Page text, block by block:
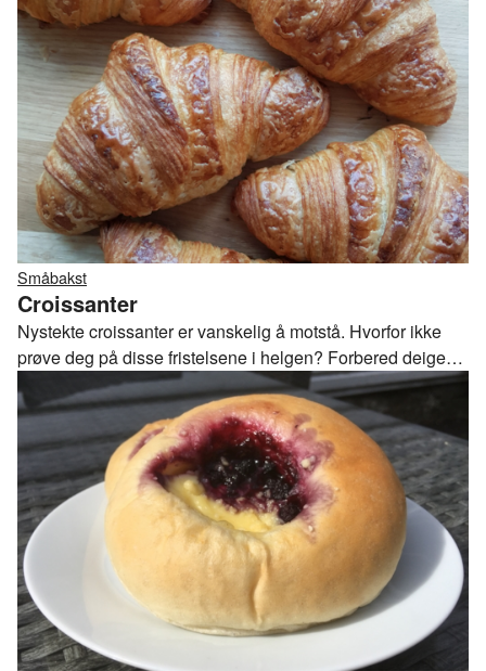
Småbakst
Croissanter
Nystekte croissanter er vanskelig å motstå. Hvorfor ikke
prøve deg på disse fristelsene i helgen? Forbered deigen
dagen i forveien, så er det bare å kjevle og rulle når du står
opp, og vipps, så har du en fransk frokost på bordet.